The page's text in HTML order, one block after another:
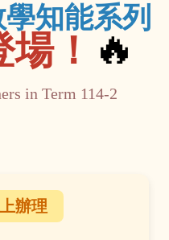
知能系列
！ 🔥
in Term 114-2
辦理